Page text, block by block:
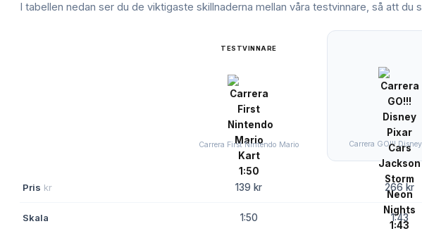
I tabellen nedan ser du de viktigaste skillnaderna mellan våra testvinnare, så att du
TESTVINNARE
Carrera First Nintendo Mario Carrera GO!!!
Pris kr 139 kr 266 kr
Skala 1:50 1:43